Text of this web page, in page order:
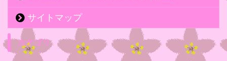
サイトマップ
カテゴリ